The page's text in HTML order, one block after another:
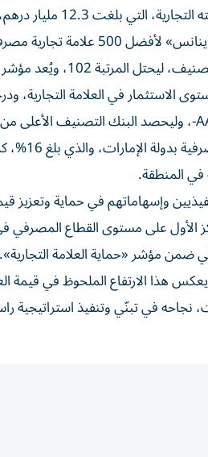
على مستوى العالم.
ونتيجة لهذا النمو، تقدم
في العلامة التجارية،
في المنطقة.
وإسهاماتهم في حماية وتعزيز
على مستوى القطاع المصرفي في
ضمن مؤشر «حماية العلامة التجارية».
هذا الارتفاع الملحوظ في قيمة
نجاحه في تبنّي وتنفيذ استراتيجية